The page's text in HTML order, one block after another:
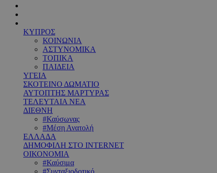
ΚΥΠΡΟΣ
ΚΟΙΝΩΝΙΑ
ΑΣΤΥΝΟΜΙΚΑ
ΤΟΠΙΚΑ
ΠΑΙΔΕΙΑ
ΥΓΕΙΑ
ΣΚΟΤΕΙΝΟ ΔΩΜΑΤΙΟ
ΑΥΤΟΠΤΗΣ ΜΑΡΤΥΡΑΣ
ΤΕΛΕΥΤΑΙΑ ΝΕΑ
ΔΙΕΘΝΗ
#Καύσωνας
#Μέση Ανατολή
ΕΛΛΑΔΑ
ΔΗΜΟΦΙΛΗ ΣΤΟ INTERNET
ΟΙΚΟΝΟΜΙΑ
#Καύσιμα